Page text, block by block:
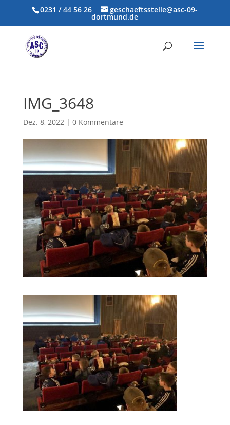
0231 / 44 56 26 geschaeftsstelle@asc-09-
dortmund.de
IMG_3648
Dez. 8, 2022| 0 Kommentare